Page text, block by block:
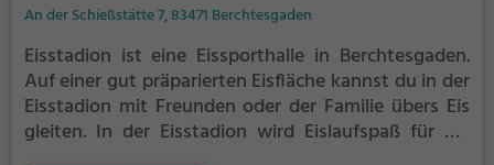
An der Schießstätte 7, 83471 Berchtesgaden
Eisstadion ist eine Eissporthalle in Berchtesgaden.
Auf einer gut präparierten Eisfläche kannst du in der
Eisstadion mit Freunden oder der Familie übers Eis
gleiten. In der Eisstadion wird Eislaufspaß für die